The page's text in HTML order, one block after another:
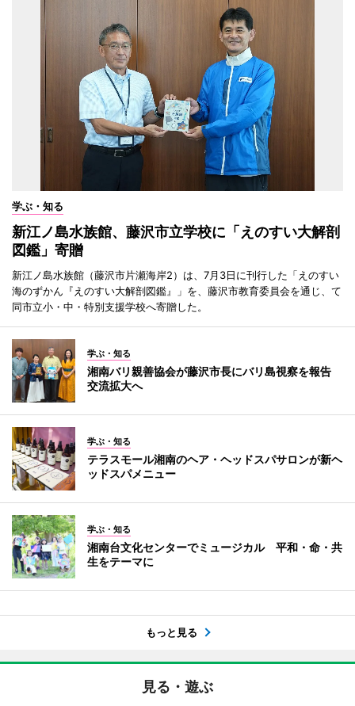
学ぶ・知る
新江ノ島水族館、藤沢市立学校に「えのすい大解剖
図鑑」寄贈
新江ノ島水族館（藤沢市片瀬海岸2）は、7月3日に刊行した「えのすい
海のずかん『えのすい大解剖図鑑』」を、藤沢市教育委員会を通じ、て
同市立小・中・特別支援学校へ寄贈した。
学ぶ・知る
湘南バリ親善協会が藤沢市長にバリ島視察を報告
交流拡大へ
学ぶ・知る
テラスモール湘南のヘア・ヘッドスパサロンが新ヘ
ッドスパメニュー
学ぶ・知る
湘南台文化センターでミュージカル 平和・命・共
生をテーマに
もっと見る
見る・遊ぶ